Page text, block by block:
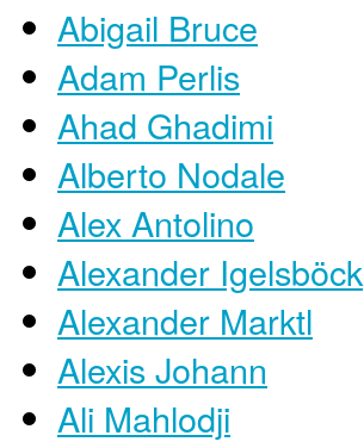
Abigail Bruce
Adam Perlis
Ahad Ghadimi
Alberto Nodale
Alex Antolino
Alexander Igelsböck
Alexander Marktl
Alexis Johann
Ali Mahlodji